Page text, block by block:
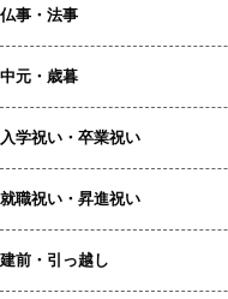
仏事・法事
中元・歳暮
入学祝い・卒業祝い
就職祝い・昇進祝い
建前・引っ越し